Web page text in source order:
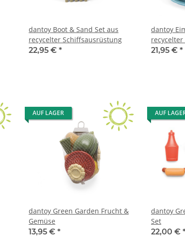
dantoy Boot & Sand Set aus
recycelter Schiffsausrüstung
22,95 € *
dantoy
21,95 € *
AUF LAGER
dantoy Green Garden Frucht &
Gemüse
13,95 € *
AUF
dantoy
Set
22,00 €